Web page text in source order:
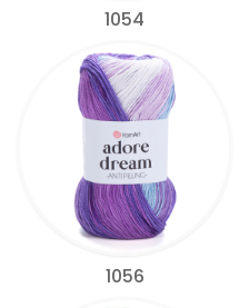
1054
1056